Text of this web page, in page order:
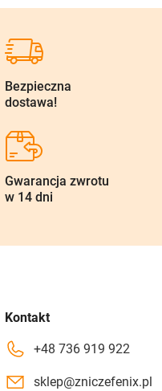
Bezpieczna
dostawa!
Gwarancja zwrotu
w 14 dni
Kontakt
+48 736 919 922
sklep@zniczefenix.pl